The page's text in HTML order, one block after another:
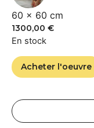
60 × 60 cm
1300,00 €
En stock
Acheter l'oeuvre